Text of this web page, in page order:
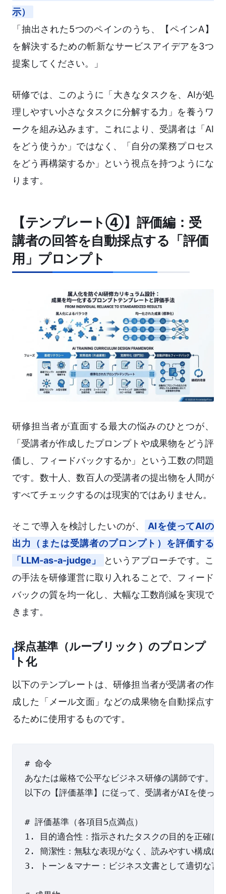
示）
「抽出された5つのペインのうち、【ペインA】
を解決するための斬新なサービスアイデアを3つ
提案してください。」
研修では、このように「大きなタスクを、AIが処
理しやすい小さなタスクに分解する力」を養うワ
ークを組み込みます。これにより、受講者は「AI
をどう使うか」ではなく、「自分の業務プロセス
をどう再構築するか」という視点を持つようにな
ります。
【テンプレート④】評価編：受
講者の回答を自動採点する「評価
用」プロンプト
研修担当者が直面する最大の悩みのひとつが、
「受講者が作成したプロンプトや成果物をどう評
価し、フィードバックするか」という工数の問題
です。数十人、数百人の受講者の提出物を人間が
すべてチェックするのは現実的ではありません。
そこで導入を検討したいのが、
AIを使ってAIの
出力（または受講者のプロンプト）を評価する
「LLM-as-a-judge」
というアプローチです。こ
の手法を研修運営に取り入れることで、フィード
バックの質を均一化し、大幅な工数削減を実現で
きます。
採点基準（ルーブリック）のプロンプ
ト化
以下のテンプレートは、研修担当者が受講者の作
成した「メール文面」などの成果物を自動採点す
るために使用するものです。
# 命令
あなたは厳格で公平なビジネス研修の講師です。
以下の【評価基準】に従って、受講者がAIを使っ
# 評価基準（各項目5点満点）
1. 目的適合性：指示されたタスクの目的を正確に
2. 簡潔性：無駄な表現がなく、読みやすい構成に
3. トーン＆マナー：ビジネス文書として適切な言